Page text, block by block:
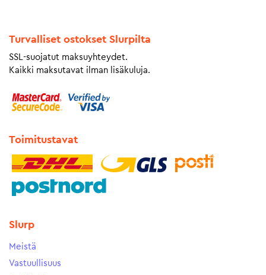
Turvalliset ostokset Slurpilta
SSL-suojatut maksuyhteydet.
Kaikki maksutavat ilman lisäkuluja.
Toimitustavat
Slurp
Meistä
Vastuullisuus